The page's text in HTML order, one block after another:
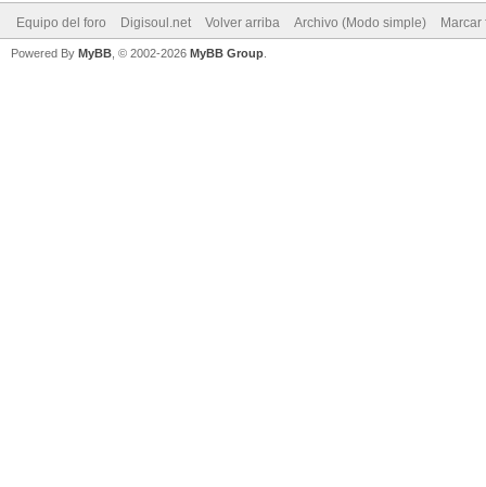
Equipo del foro Digisoul.net Volver arriba Archivo (Modo simple)
Powered By MyBB , © 2002-2026 MyBB Group